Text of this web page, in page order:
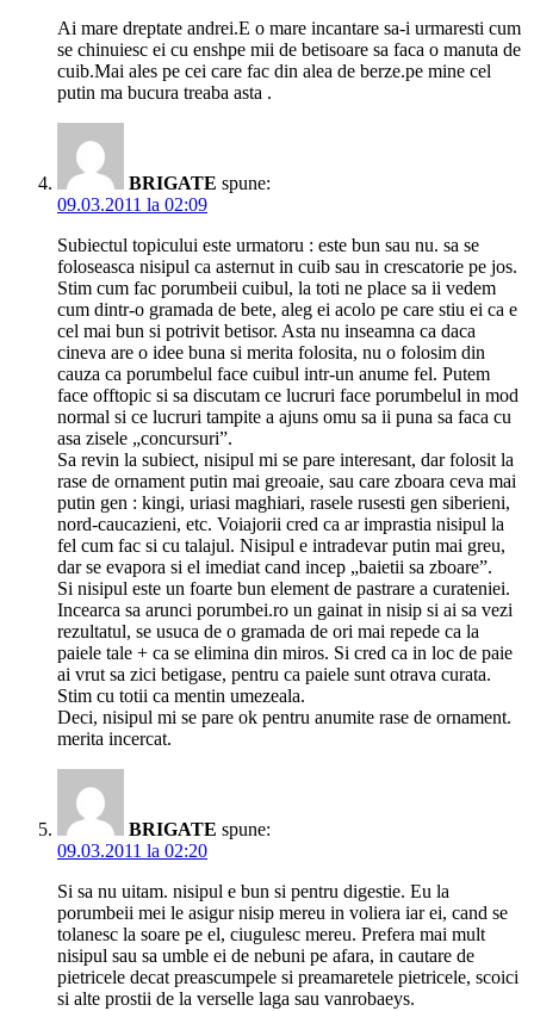
Ai mare dreptate andrei.E o mare incantare sa-i urmaresti cum
se chinuiesc ei cu enshpe mii de betisoare sa faca o manuta de
cuib.Mai ales pe cei care fac din alea de berze.pe mine cel
putin ma bucura treaba asta .
BRIGATE spune:
09.03.2011 la 02:09
Subiectul topicului este urmatoru : este bun sau nu. sa se
foloseasca nisipul ca asternut in cuib sau in crescatorie pe jos.
Stim cum fac porumbeii cuibul, la toti ne place sa ii vedem
cum dintr-o gramada de bete, aleg ei acolo pe care stiu ei ca e
cel mai bun si potrivit betisor. Asta nu inseamna ca daca
cineva are o idee buna si merita folosita, nu o folosim din
cauza ca porumbelul face cuibul intr-un anume fel. Putem
face offtopic si sa discutam ce lucruri face porumbelul in mod
normal si ce lucruri tampite a ajuns omu sa ii puna sa faca cu
asa zisele „concursuri”.
Sa revin la subiect, nisipul mi se pare interesant, dar folosit la
rase de ornament putin mai greoaie, sau care zboara ceva mai
putin gen : kingi, uriasi maghiari, rasele rusesti gen siberieni,
nord-caucazieni, etc. Voiajorii cred ca ar imprastia nisipul la
fel cum fac si cu talajul. Nisipul e intradevar putin mai greu,
dar se evapora si el imediat cand incep „baietii sa zboare”.
Si nisipul este un foarte bun element de pastrare a curateniei.
Incearca sa arunci porumbei.ro un gainat in nisip si ai sa vezi
rezultatul, se usuca de o gramada de ori mai repede ca la
paiele tale + ca se elimina din miros. Si cred ca in loc de paie
ai vrut sa zici betigase, pentru ca paiele sunt otrava curata.
Stim cu totii ca mentin umezeala.
Deci, nisipul mi se pare ok pentru anumite rase de ornament.
merita incercat.
BRIGATE spune:
09.03.2011 la 02:20
Si sa nu uitam. nisipul e bun si pentru digestie. Eu la
porumbeii mei le asigur nisip mereu in voliera iar ei, cand se
tolanesc la soare pe el, ciugulesc mereu. Prefera mai mult
nisipul sau sa umble ei de nebuni pe afara, in cautare de
pietricele decat preascumpele si preamaretele pietricele, scoici
si alte prostii de la verselle laga sau vanrobaeys.